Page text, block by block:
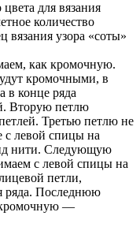
для вязания
количество
вязания узора «соты»
как кромочную.
кромочными, в
в конце ряда
Вторую петлю
Третью петлю не
с левой спицы на
нити. Следующую
с левой спицы на
петли,
ряда. Последнюю
кромочную —